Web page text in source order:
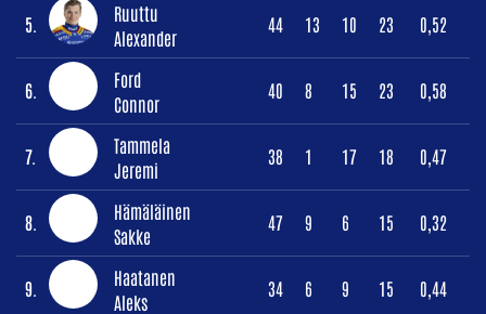
5.
Ruuttu
Alexander
44 13 10 23 0,52
6.
Ford
Connor
40 8 15 23 0,58
7.
Tammela
Jeremi
38 1 17 18 0,47
8.
Hämäläinen
Sakke
47 9 6 15 0,32
9.
Haatanen
Aleks
34 6 9 15 0,44